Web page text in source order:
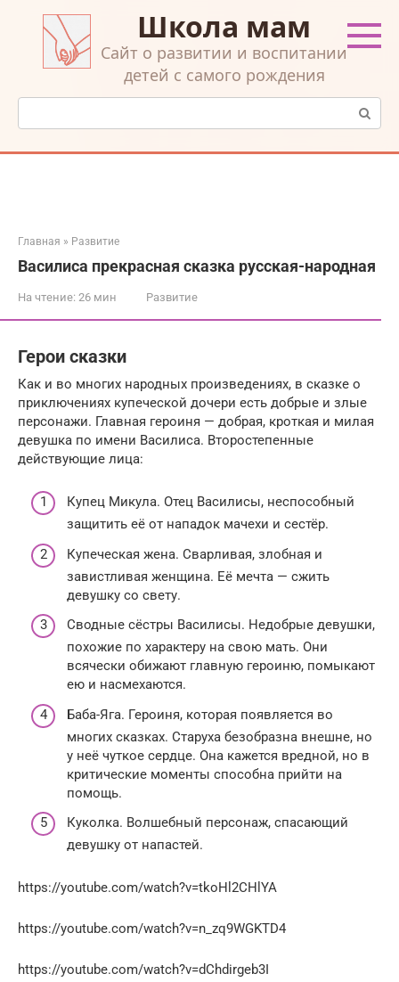
контенту
Школа мам
Cайт о развитии и воспитании
детей с самого рождения
Поиск:
Главная » Развитие
Василиса прекрасная сказка русская-народная
На чтение: 26 мин Развитие
Герои сказки
Как и во многих народных произведениях, в сказке о
приключениях купеческой дочери есть добрые и злые
персонажи. Главная героиня — добрая, кроткая и милая
девушка по имени Василиса. Второстепенные
действующие лица:
Купец Микула. Отец Василисы, неспособный
защитить её от нападок мачехи и сестёр.
Купеческая жена. Сварливая, злобная и
завистливая женщина. Её мечта — сжить
девушку со свету.
Сводные сёстры Василисы. Недобрые девушки,
похожие по характеру на свою мать. Они
всячески обижают главную героиню, помыкают
ею и насмехаются.
Баба-Яга. Героиня, которая появляется во
многих сказках. Старуха безобразна внешне, но
у неё чуткое сердце. Она кажется вредной, но в
критические моменты способна прийти на
помощь.
Куколка. Волшебный персонаж, спасающий
девушку от напастей.
https://youtube.com/watch?v=tkoHl2CHlYA
https://youtube.com/watch?v=n_zq9WGKTD4
https://youtube.com/watch?v=dChdirgeb3I